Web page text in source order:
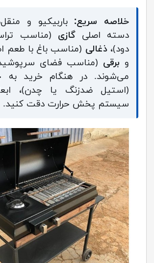
خلاصه سریع: باربیکیو و
دسته اصلیگازی (مناسب
دود)،ذغالی (مناسب باغ با طعم
و برقی (مناسب فضای
می‌شوند. در هنگام خرید به
(استیل ضدزنگ یا چدن)،
سیستم پخش حرارت دقت کنید.